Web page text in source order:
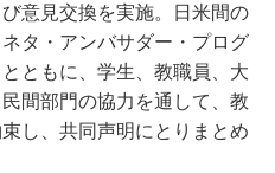
意見交換を実施。日米間の
タ・アンバサダー・プログ
ともに、学生、教職員、大
間部門の協力を通して、教
し、共同声明にとりまとめ